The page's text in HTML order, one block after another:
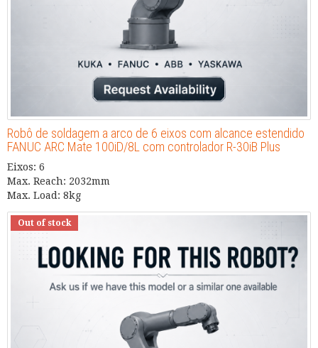
Robô de soldagem a arco de 6 eixos com alcance estendido
FANUC ARC Mate 100iD/8L com controlador R-30iB Plus
Eixos: 6
Max. Reach: 2032mm
Max. Load: 8kg
Out of stock